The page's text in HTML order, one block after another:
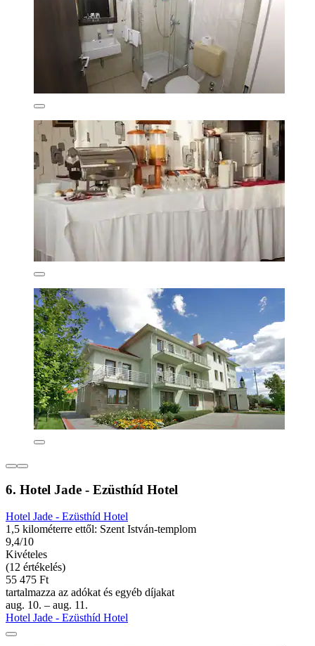
6. Hotel Jade - Ezüsthíd Hotel
Hotel Jade - Ezüsthíd Hotel
1,5 kilométerre ettől: Szent István-templom
9,4/10
Kivételes
(12 értékelés)
55 475 Ft
tartalmazza az adókat és egyéb díjakat
aug. 10. – aug. 11.
Hotel Jade - Ezüsthíd Hotel